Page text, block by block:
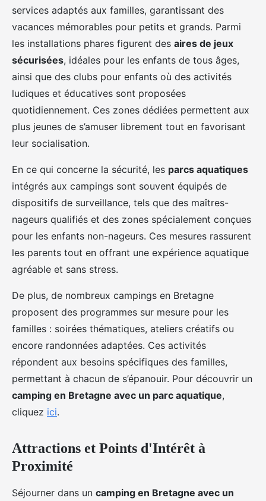
services adaptés aux familles, garantissant des
vacances mémorables pour petits et grands. Parmi
les installations phares figurent des aires de jeux
sécurisées, idéales pour les enfants de tous âges,
ainsi que des clubs pour enfants où des activités
ludiques et éducatives sont proposées
quotidiennement. Ces zones dédiées permettent aux
plus jeunes de s’amuser librement tout en favorisant
leur socialisation.
En ce qui concerne la sécurité, les parcs aquatiques
intégrés aux campings sont souvent équipés de
dispositifs de surveillance, tels que des maîtres-
nageurs qualifiés et des zones spécialement conçues
pour les enfants non-nageurs. Ces mesures rassurent
les parents tout en offrant une expérience aquatique
agréable et sans stress.
De plus, de nombreux campings en Bretagne
proposent des programmes sur mesure pour les
familles : soirées thématiques, ateliers créatifs ou
encore randonnées adaptées. Ces activités
répondent aux besoins spécifiques des familles,
permettant à chacun de s’épanouir. Pour découvrir un
camping en Bretagne avec un parc aquatique,
cliquez ici.
Attractions et Points d'Intérêt à
Proximité
Séjourner dans un camping en Bretagne avec un